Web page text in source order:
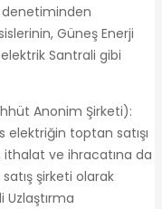
denetiminden
Güneş Enerji
Santrali gibi
Anonim Şirketi):
toptan satışı
ithalat ve ihracatına da
şirketi olarak
Uzlaştırma